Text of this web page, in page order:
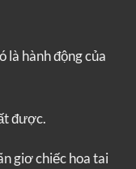
là hành động của
được.
giơ chiếc hoa tai